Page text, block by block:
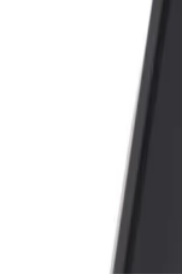
Hugo
в кутия,
Баркод: